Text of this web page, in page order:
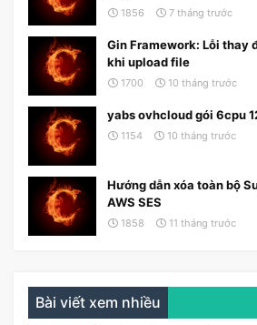
1856 7 tháng trước
Gin Framework: Lỗi thay
khi upload file
1700 10 tháng trước
yabs ovhcloud gói 6cpu
1154 10 tháng trước
Hướng dẫn xóa toàn bộ
AWS SES
1858 11 tháng trước
Bài viết xem nhiều